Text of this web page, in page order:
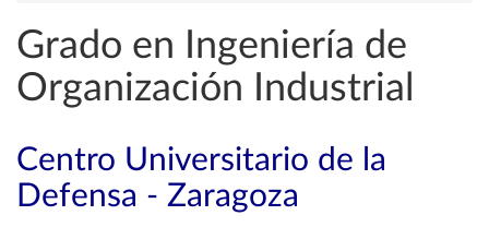
Grado en Ingeniería de
Organización Industrial
Centro Universitario de la
Defensa - Zaragoza